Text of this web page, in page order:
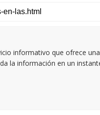
informativo que ofrece
la información en un